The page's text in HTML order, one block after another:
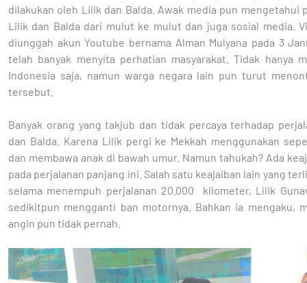
dilakukan oleh Lilik dan Balda. Awak media pun mengetahui
Lilik dan Balda dari mulut ke mulut dan juga sosial media.
diunggah akun Youtube bernama Alman Mulyana pada 3
telah banyak menyita perhatian masyarakat. Tidak hanya
Indonesia saja, namun warga negara lain pun turut
tersebut.
Banyak orang yang takjub dan tidak percaya terhadap
dan Balda. Karena Lilik pergi ke Mekkah menggunakan
dan membawa anak di bawah umur. Namun tahukah? Ada
pada perjalanan panjang ini. Salah satu keajaiban lain yang
selama menempuh perjalanan 20.000 kilometer, Lilik
sedikitpun mengganti ban motornya. Bahkan ia mengaku,
angin pun tidak pernah.